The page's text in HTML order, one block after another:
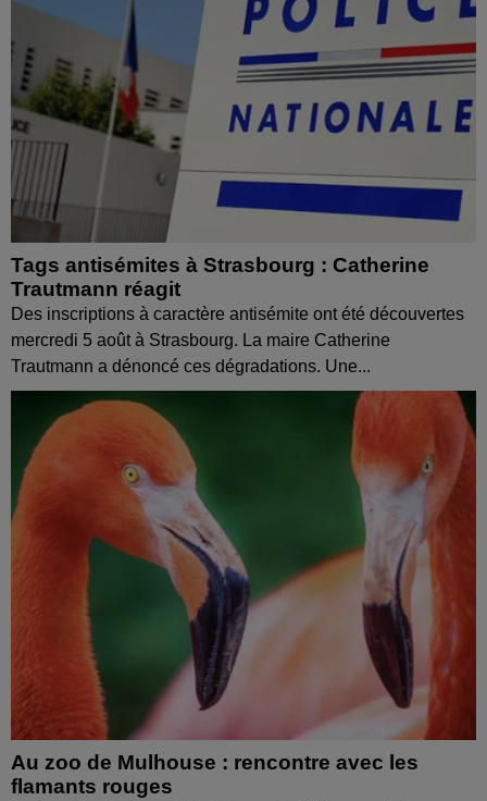
Tags antisémites à Strasbourg : Catherine
Trautmann réagit
Des inscriptions à caractère antisémite ont été découvertes
mercredi 5 août à Strasbourg. La maire Catherine
Trautmann a dénoncé ces dégradations. Une...
Au zoo de Mulhouse : rencontre avec les
flamants rouges